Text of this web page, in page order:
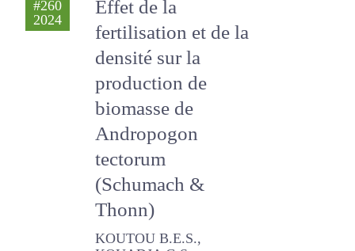
#260
2024
Effet de la
fertilisation et de la
densité sur la
production de
biomasse de
Andropogon
tectorum
(Schumach &
Thonn)
KOUTOU B.E.S., KOUADJA